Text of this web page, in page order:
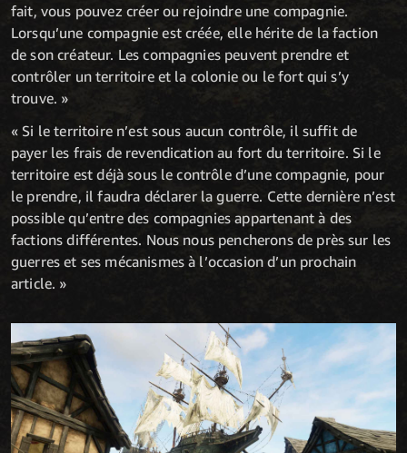
fait, vous pouvez créer ou rejoindre une compagnie.
Lorsqu’une compagnie est créée, elle hérite de la faction
de son créateur. Les compagnies peuvent prendre et
contrôler un territoire et la colonie ou le fort qui s’y
trouve. »
« Si le territoire n’est sous aucun contrôle, il suffit de
payer les frais de revendication au fort du territoire. Si le
territoire est déjà sous le contrôle d’une compagnie, pour
le prendre, il faudra déclarer la guerre. Cette dernière n’est
possible qu’entre des compagnies appartenant à des
factions différentes. Nous nous pencherons de près sur les
guerres et ses mécanismes à l’occasion d’un prochain
article. »